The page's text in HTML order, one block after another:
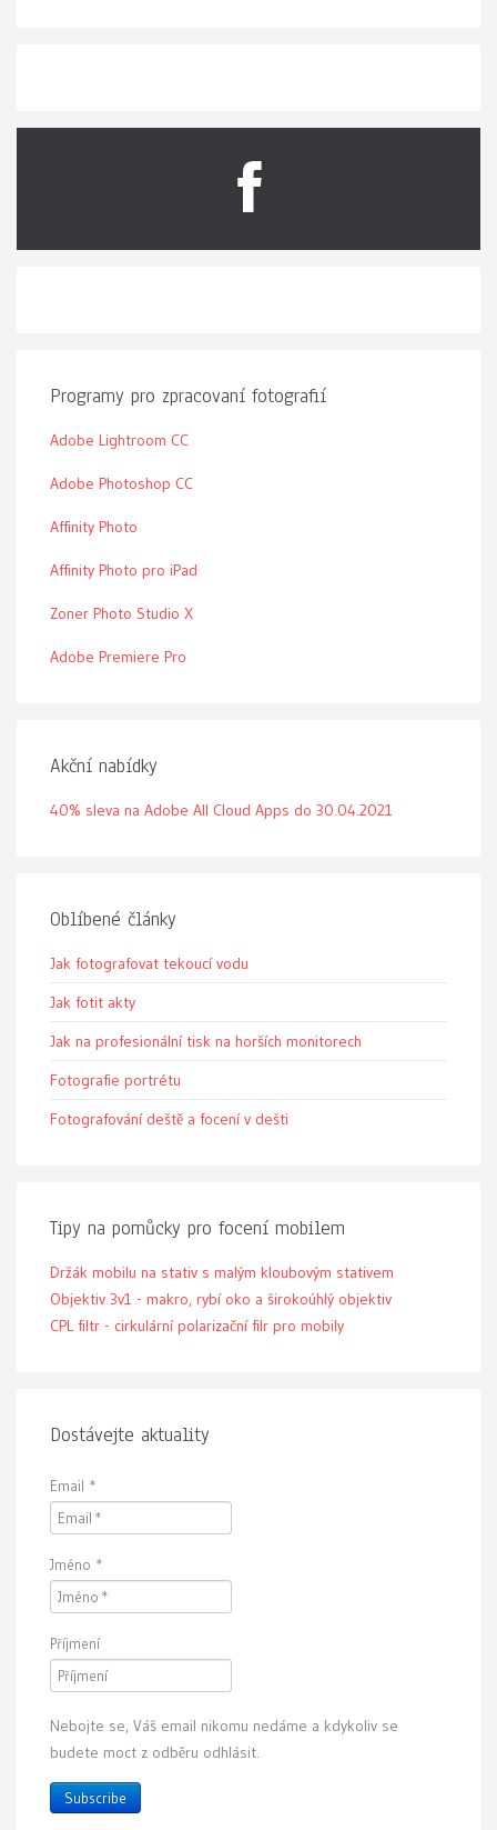
Programy pro zpracovaní fotografií
Adobe Lightroom CC
Adobe Photoshop CC
Affinity Photo
Affinity Photo pro iPad
Zoner Photo Studio X
Adobe Premiere Pro
Akční nabídky
40% sleva na Adobe All Cloud Apps do 30.04.2021
Oblíbené články
Jak fotografovat tekoucí vodu
Jak fotit akty
Jak na profesionální tisk na horších monitorech
Fotografie portrétu
Fotografování deště a focení v dešti
Tipy na pomůcky pro focení mobilem
Držák mobilu na stativ s malým kloubovým stativem
Objektiv 3v1 - makro, rybí oko a širokoúhlý objektiv
CPL filtr - cirkulární polarizační filr pro mobily
Dostávejte aktuality
Email *
Jméno *
Příjmení
Nebojte se, Váš email nikomu nedáme a kdykoliv se
budete moct z odběru odhlásit.
Subscribe